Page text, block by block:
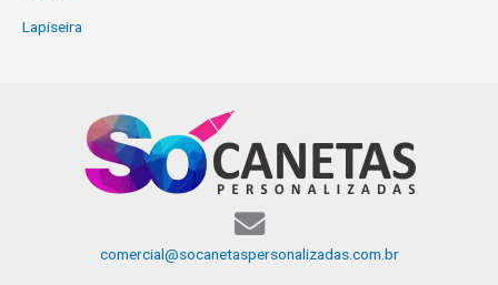
Lapiseira
comercial@socanetaspersonalizadas.com.br